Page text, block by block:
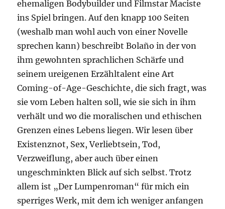
ehemaligen Bodybuilder und Filmstar Maciste
ins Spiel bringen. Auf den knapp 100 Seiten
(weshalb man wohl auch von einer Novelle
sprechen kann) beschreibt Bolaño in der von
ihm gewohnten sprachlichen Schärfe und
seinem ureigenen Erzähltalent eine Art
Coming-of-Age-Geschichte, die sich fragt, was
sie vom Leben halten soll, wie sie sich in ihm
verhält und wo die moralischen und ethischen
Grenzen eines Lebens liegen. Wir lesen über
Existenznot, Sex, Verliebtsein, Tod,
Verzweiflung, aber auch über einen
ungeschminkten Blick auf sich selbst. Trotz
allem ist „Der Lumpenroman“ für mich ein
sperriges Werk, mit dem ich weniger anfangen